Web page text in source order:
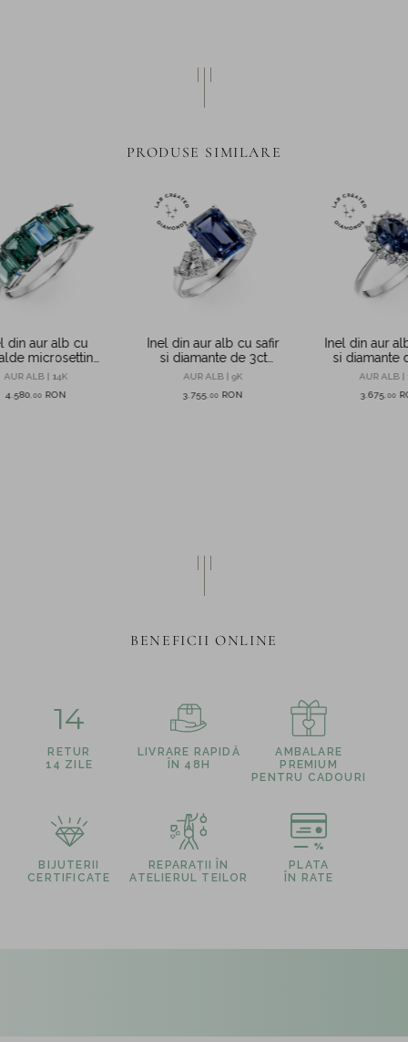
PRODUSE SIMILARE
din aur alb cu
microsetting
create in
AUR ALB | 14K
4.580 00 RON
Inel din aur alb cu safir
si diamante de 3ct
create in laborator
AUR ALB | 9K
3.755 ,00 RON
Inel din aur
si diamante
create in
AUR ALB |
3.675 ,00
BENEFICII ONLINE
14
RETUR
14 ZILE
LIVRARE RAPIDĂ
ÎN 48H
AMBALARE
PREMIUM
PENTRU CADOURI
BIJUTERII
CERTIFICATE
REPARAȚII ÎN
ATELIERUL TEILOR
PLATA
ÎN RATE